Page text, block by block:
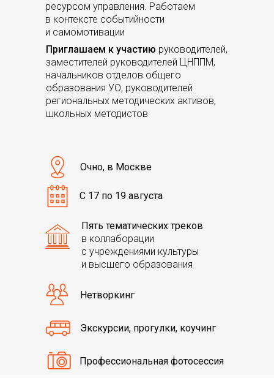
ресурсом управления. Работаем
в контексте событийности
и самомотивации
Приглашаем к участию руководителей,
заместителей руководителей ЦНППМ,
начальников отделов общего
образования УО, руководителей
региональных методических активов,
школьных методистов
Очно, в Москве
С 17 по 19 августа
Профессиональная фотосессия
Нетворкинг
Экскурсии, прогулки, коучинг
Пять тематических треков
в коллаборации
с учреждениями культуры
и высшего образования